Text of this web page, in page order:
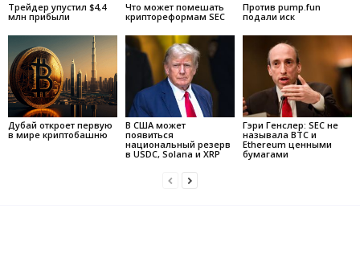
Трейдер упустил $4,4
млн прибыли
Что может помешать
криптореформам SEC
Против pump.fun
подали иск
Дубай откроет первую
в мире криптобашню
В США может
появиться
национальный резерв
в USDC, Solana и XRP
Гэри Генслер: SEC не
называла BTC и
Ethereum ценными
бумагами